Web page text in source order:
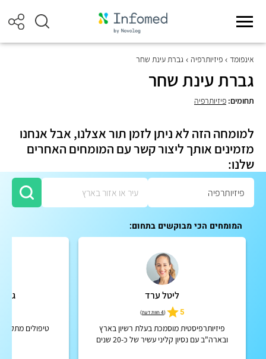
אינפומד פיזיותרפיה גברת עינת שחר
גברת עינת שחר
תחומים: פיזיותרפיה
למומחה הזה לא ניתן לזמן תור אצלנו, אבל אנחנו
מזמינים אותך ליצור קשר עם המומחים האחרים
שלנו:
המומחים הכי מבוקשים בתחום:
ליטל ערד
5
(4 חוות דעת )
פיזיותרפיסטית מוסמכת בעלת רשיון בארץ
ובארה"ב עם נסיון קליני עשיר של כ-20 שנים
טיפולים